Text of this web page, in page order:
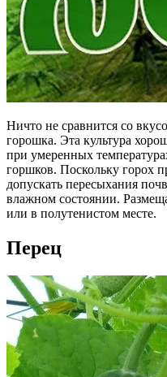
Ничто не сравнится со
горошка. Эта культура
при умеренных
горшков. Поскольку горох
допускать пересыхания
влажном состоянии.
или в полутенистом месте.
Перец